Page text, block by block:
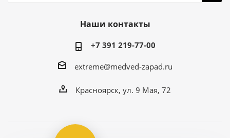
Наши контакты
+7 391 219-77-00
extreme@medved-zapad.ru
Красноярск, ул. 9 Мая, 72